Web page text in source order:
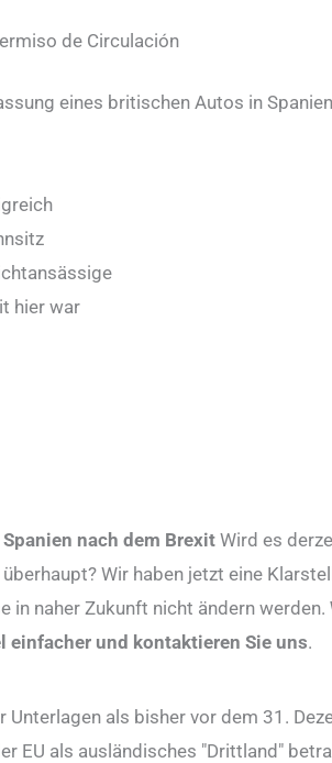
de Circulación
eines britischen Autos in
hier war
nach dem BrexitWird es
Wir haben jetzt eine
in naher Zukunft nicht ändern werden.
und kontaktieren Sie uns.
als bisher vor dem 31.
EU als ausländisches "Drittland"